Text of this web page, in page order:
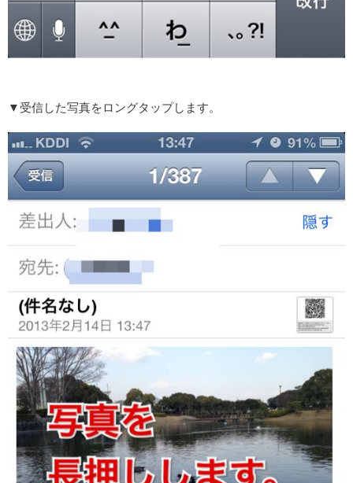
▼受信した写真をロングタップします。